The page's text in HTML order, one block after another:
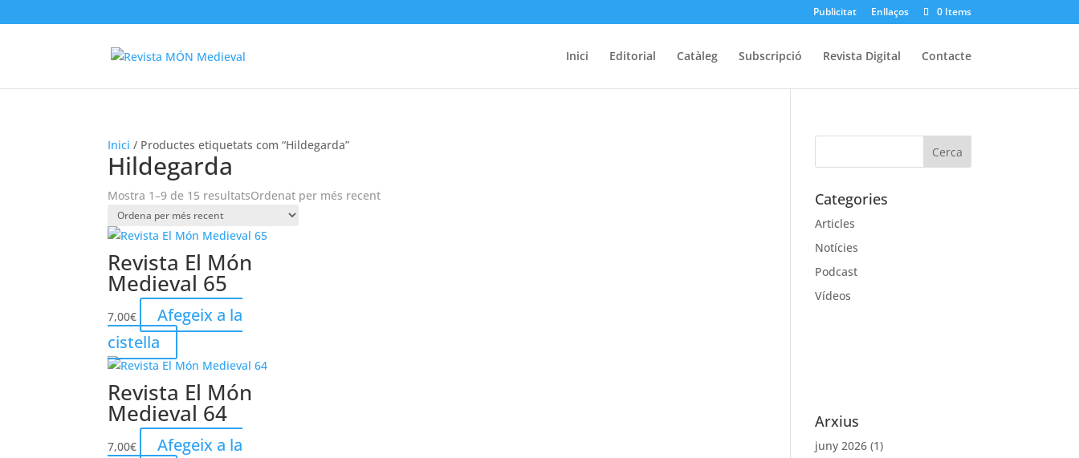
Publicitat Enllaços 0 Items
Inici Editorial Catàleg Subscripció Revista Digital Contacte
Inici / Productes etiquetats com “Hildegarda”
Hildegarda
Mostra 1–9 de 15 resultatsOrdenat per més recent
Revista El Món
Medieval 65
7,00€
Afegeix a la
cistella
Revista El Món
Medieval 64
7,00€
Afegeix a la
Categories
Articles
Notícies
Podcast
Vídeos
Arxius
juny 2026 (1)